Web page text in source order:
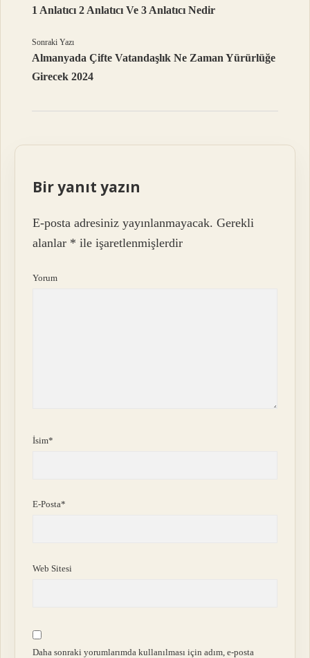
1 Anlatıcı 2 Anlatıcı Ve 3 Anlatıcı Nedir
Sonraki Yazı
Almanyada Çifte Vatandaşlık Ne Zaman Yürürlüğe
Girecek 2024
Bir yanıt yazın
E-posta adresiniz yayınlanmayacak. Gerekli
alanlar * ile işaretlenmişlerdir
Yorum
İsim*
E-Posta*
Web Sitesi
Daha sonraki yorumlarımda kullanılması için adım, e-posta